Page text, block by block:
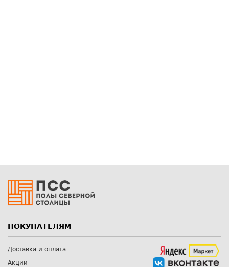
ПОКУПАТЕЛЯМ
Доставка и оплата
Акции